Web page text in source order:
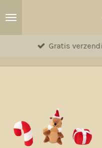
hoofdinhoud
Gratis